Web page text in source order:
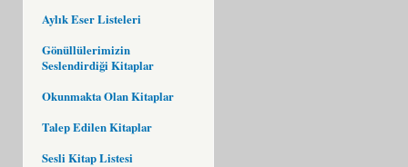
Aylık Eser Listeleri
Gönüllülerimizin
Seslendirdiği Kitaplar
Okunmakta Olan Kitaplar
Talep Edilen Kitaplar
Sesli Kitap Listesi